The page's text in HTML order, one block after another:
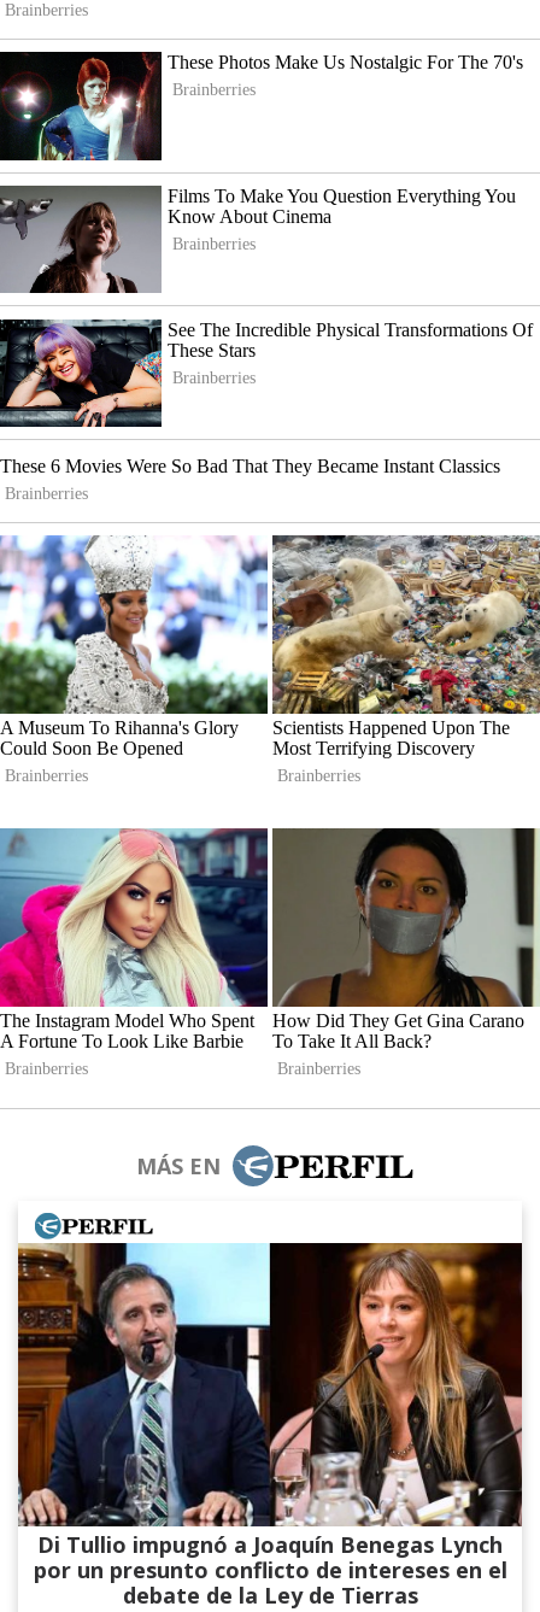
MÁS EN
Di Tullio impugnó a Joaquín Benegas Lynch
por un presunto conflicto de intereses en el
debate de la Ley de Tierras